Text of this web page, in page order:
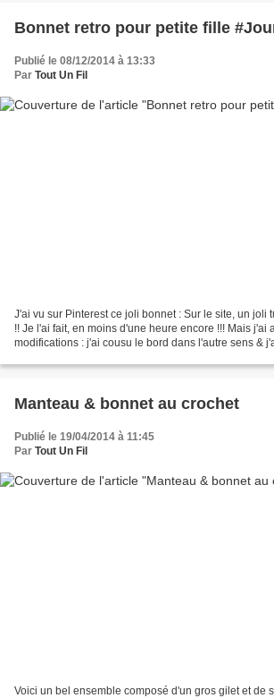
Bonnet retro pour petite fille
Publié le 08/12/2014 à 13:33
Par Tout Un Fil
J'ai vu sur Pinterest ce joli bonnet : Sur le site, un joli
!! Je l'ai fait, en moins d'une heure encore !!! Mais j'ai
modifications : j'ai cousu le bord dans l'autre sens &
Manteau & bonnet au crochet
Publié le 19/04/2014 à 11:45
Par Tout Un Fil
Voici un bel ensemble composé d'un gros gilet et de